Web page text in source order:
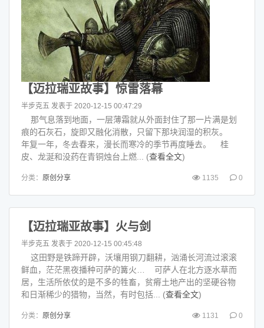
【迈拉瑞亚故事】惊雷落幕
半步克五 发表于 2020-12-15 00:47:29
那气息落到地面，一层薄霜就从外面封住了那一片满是划
痕的石灰石，旋即又融化消散，只留下那块润湿的积灰。
年复一年，冬去春来，漫长而寒冷的季节再度睡去。 桂
皮、龙涎和没药在青铜烛台上燃... (查看全文)
分类： 原创分享 1135 0
【迈拉瑞亚故事】火与剑
半步克五 发表于 2020-12-15 00:45:48
这田野是铁蹄开辟，沃壤用钢刀翻耕，汹涌长河流过滚滚
鲜血，茫茫黑夜播种可萨的篝火… 可萨人在北方逐水草而
居，生活所依仗的是不多的牲畜，贫瘠土地产出的坚硬谷物
和日渐稀少的猎物，当然，有时包括... (查看全文)
分类： 原创分享 1131 0